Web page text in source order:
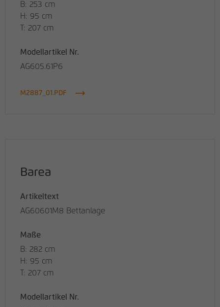
B: 253 cm
H: 95 cm
T: 207 cm
Modellartikel Nr.
AG605.61P6
M2887_01.PDF
Barea
Artikeltext
AG60601M8 Bettanlage
Maße
B: 282 cm
H: 95 cm
T: 207 cm
Modellartikel Nr.